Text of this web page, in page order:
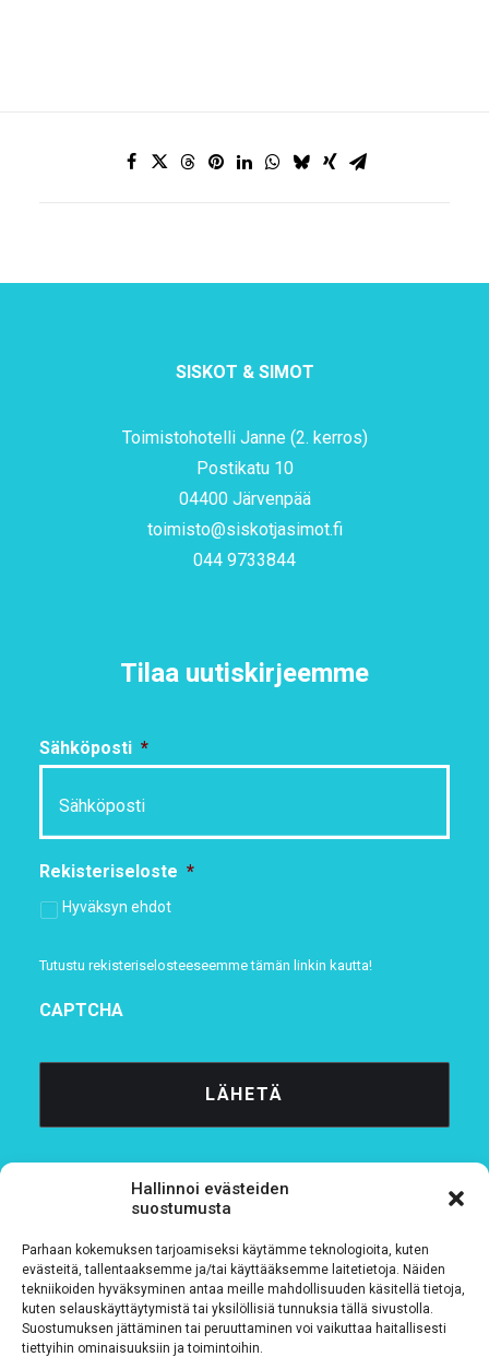
Hallinnoi evästeiden
suostumusta
Parhaan kokemuksen tarjoamiseksi käytämme teknologioita, kuten
evästeitä, tallentaaksemme ja/tai käyttääksemme laitetietoja. Näiden
tekniikoiden hyväksyminen antaa meille mahdollisuuden käsitellä tietoja,
kuten selauskäyttäytymistä tai yksilöllisiä tunnuksia tällä sivustolla.
Suostumuksen jättäminen tai peruuttaminen voi vaikuttaa haitallisesti
tiettyihin ominaisuuksiin ja toimintoihin.
SISKOT & SIMOT
Toimistohotelli Janne (2. kerros)
Postikatu 10
04400 Järvenpää
toimisto@siskotjasimot.fi
044 9733844
Tilaa uutiskirjeemme
Sähköposti *
Rekisteriseloste *
Hyväksyn ehdot
Tutustu rekisteriselosteeseemmetämän linkin kautta!
CAPTCHA
Tietosuojaseloste
Verkkolaskutustiedot